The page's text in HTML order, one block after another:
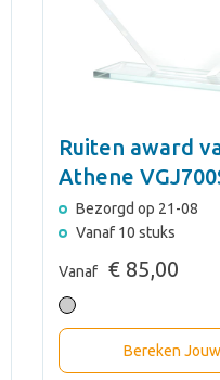
Ruiten award
Athene
Bezorgd op 21-08
Vanaf 10 stuks
Vanaf € 85,00
Bereken